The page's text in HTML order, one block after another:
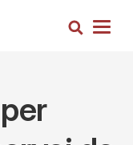
Cerca